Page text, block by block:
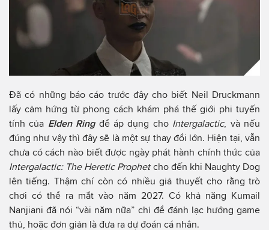
Đã có những báo cáo trước đây cho biết Neil Druckmann
lấy cảm hứng từ phong cách khám phá thế giới phi tuyến
tính của Elden Ringđể áp dụng cho Intergalactic, và nếu
đúng như vậy thì đây sẽ là một sự thay đổi lớn. Hiện tại, vẫn
chưa có cách nào biết được ngày phát hành chính thức của
Intergalactic: The Heretic Prophetcho đến khi Naughty Dog
lên tiếng. Thậm chí còn có nhiều giả thuyết cho rằng trò
chơi có thể ra mắt vào năm 2027. Có khả năng Kumail
Nanjiani đã nói “vài năm nữa” chỉ để đánh lạc hướng game
thủ, hoặc đơn giản là đưa ra dự đoán cá nhân.